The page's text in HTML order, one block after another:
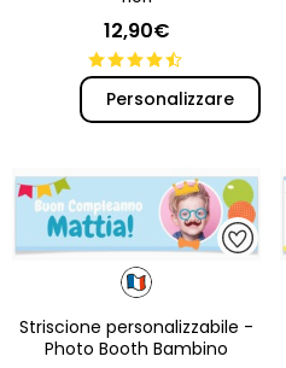
12,90€
Personalizzare
Striscione personalizzabile -
Photo Booth Bambino